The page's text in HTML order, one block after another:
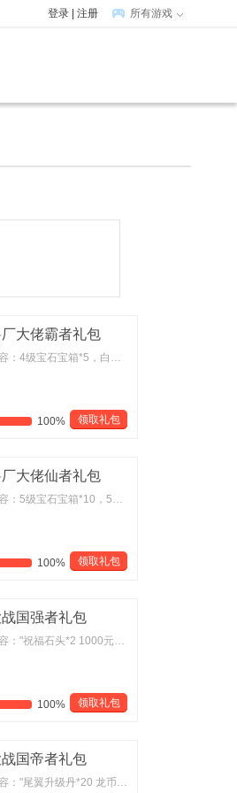
登录 注册 所有游戏
大佬霸者礼包
内容：4级宝石宝箱*5，白虎灵珠(中)*10，10万元宝(绑)*10，500神令符*10
100% 领取礼包
大佬仙者礼包
内容：5级宝石宝箱*10，500灵兽气息*6，50万元宝(绑)*6，白虎灵珠(中)*25
100% 领取礼包
战国强者礼包
内容："祝福石头*2 1000元宝宝箱*1 1级纹章袋*1"
100% 领取礼包
战国帝者礼包
内容："尾翼升级丹*20 龙币*5000 祝福石*5 藏宝图*1"